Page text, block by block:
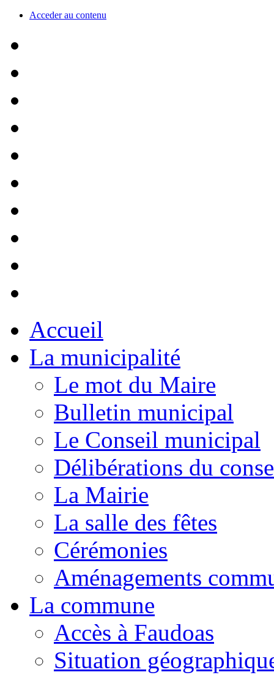
Acceder au contenu
Accueil
La municipalité
Le mot du Maire
Bulletin municipal
Le Conseil municipal
Délibérations du
La Mairie
La salle des fêtes
Cérémonies
Aménagements
La commune
Accès à Faudoas
Situation